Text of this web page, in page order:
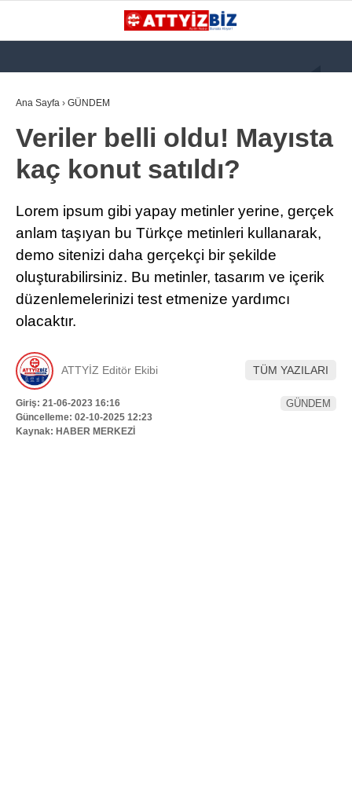
KATEGORİLER
ATT
PARAMEDİK (AABT)
STK
İLANLAR
TERCİH ROBOTU
Ana Sayfa › GÜNDEM
Veriler belli oldu! Mayısta
kaç konut satıldı?
Lorem ipsum gibi yapay metinler yerine, gerçek
anlam taşıyan bu Türkçe metinleri kullanarak,
demo sitenizi daha gerçekçi bir şekilde
oluşturabilirsiniz. Bu metinler, tasarım ve içerik
düzenlemelerinizi test etmenize yardımcı
olacaktır.
ATTYİZ Editör Ekibi TÜM YAZILARI
Giriş: 21-06-2023 16:16
Güncelleme: 02-10-2025 12:23
Kaynak: HABER MERKEZİ
GÜNDEM